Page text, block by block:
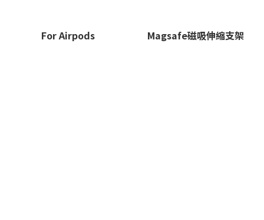
For Airpods Magsafe磁吸伸縮支架